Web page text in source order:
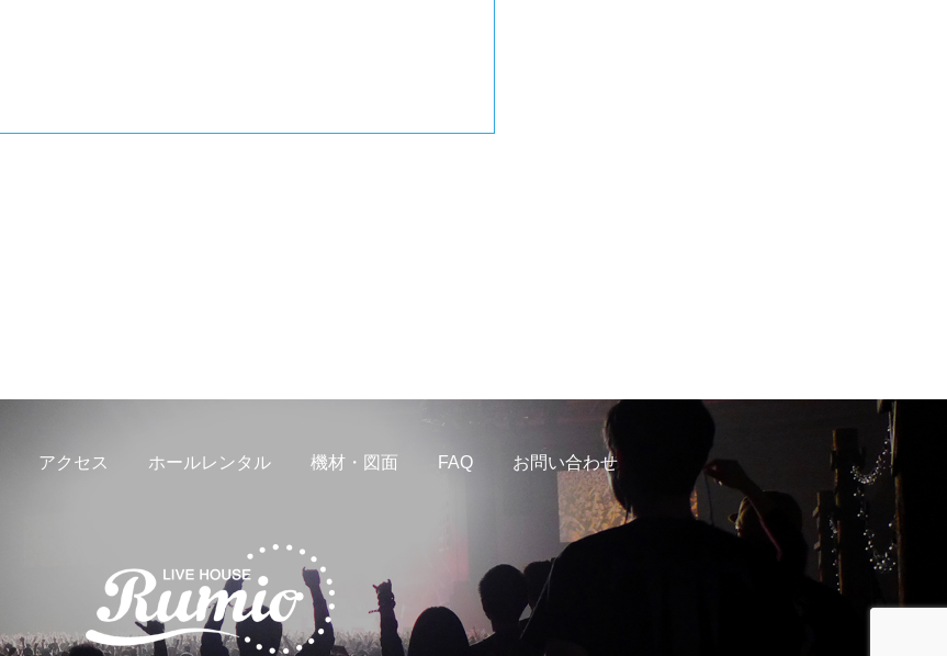
アクセス ホールレンタル 機材・図面 FAQ お問い合わせ